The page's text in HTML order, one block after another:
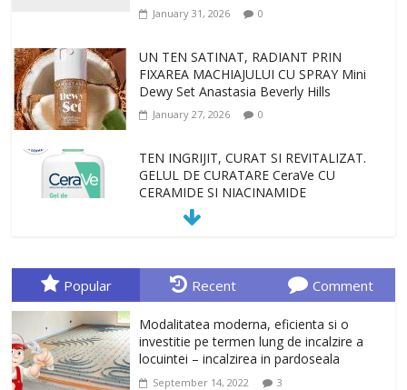
January 31, 2026 0
UN TEN SATINAT, RADIANT PRIN
FIXAREA MACHIAJULUI CU SPRAY Mini
Dewy Set Anastasia Beverly Hills
January 27, 2026 0
TEN INGRIJIT, CURAT SI REVITALIZAT.
GELUL DE CURATARE CeraVe CU
CERAMIDE SI NIACINAMIDE
January 23, 2026
ori o provocare. Idei inedite, cadouri
originale, le puteti avea la Giftspot.ro,
alegere buna, Oglinda de baie cu mărire
și iluminare LED
February 20, 2026 0
Popular Recent Comment
Modalitatea moderna, eficienta si o
investitie pe termen lung de incalzire a
locuintei – incalzirea in pardoseala
September 14, 2022 3